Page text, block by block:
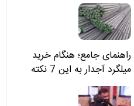
راهنمای جامع؛ هنگام خرید
میلگرد آجدار به این 7 نکته
توجه کنید